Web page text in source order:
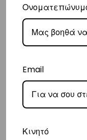
Ευρώπη
– Τα έξοδα αποστολής
– Η συνεργαζόμενη
– Οι χρόνοι παράδοσης
ημέρες.
– Τα έξοδα αποστολής
Email
Κινητό